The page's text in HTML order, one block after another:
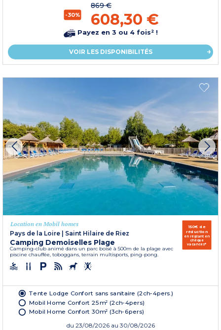
-30%
869 €
608,30 €
Payez en 3 ou 4 fois² !
VOIR LES DISPONIBILITÉS
Location en Mobil homes
Pays de la Loire | Saint Hilaire de Riez
Camping Demoiselles Plage
Camping-club animé dans un parc boisé à 500m de la plage avec
piscine chauffée, toboggans, terrain multisports, ping-pong.
150€ de
réduction
en réglant en
chèque
vacances*
Tente Lodge Confort sans sanitaire (2ch-4pers.)
Mobil Home Confort 25m² (2ch-4pers)
Mobil Home Confort 30m² (3ch-6pers)
du 23/08/2026 au 30/08/2026